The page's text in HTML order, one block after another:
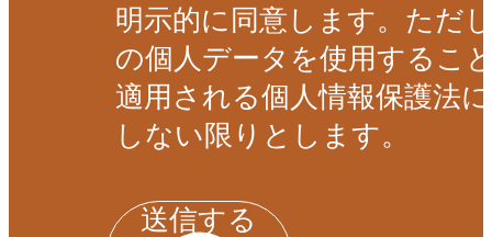
明示的に同意します。ただ
の個人データを使用するこ
適用される個人情報保護法
しない限りとします。
送信する